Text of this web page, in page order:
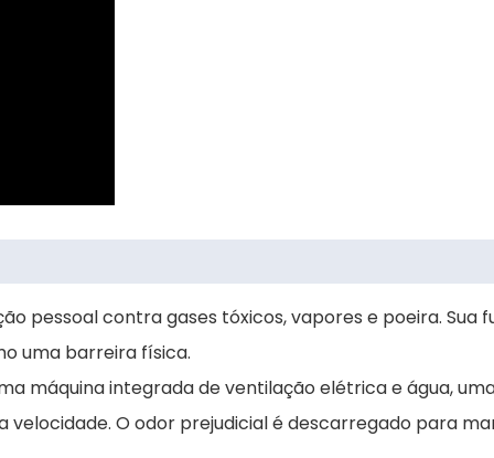
pessoal contra gases tóxicos, vapores e poeira. Sua
uma barreira física.
máquina integrada de ventilação elétrica e água,
O odor prejudicial é descarregado para